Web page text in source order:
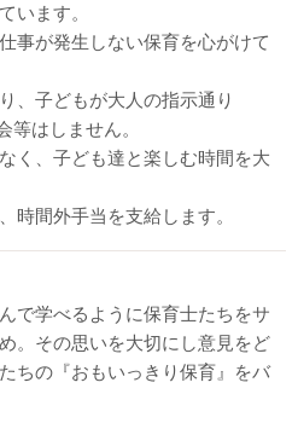
います。
事が発生しない保育を心がけて
、子どもが大人の指示通り
等はしません。
く、子ども達と楽しむ時間を大
時間外手当を支給します。
で学べるように保育士たちをサ
。その思いを大切にし意見をど
ちの『おもいっきり保育』をバ